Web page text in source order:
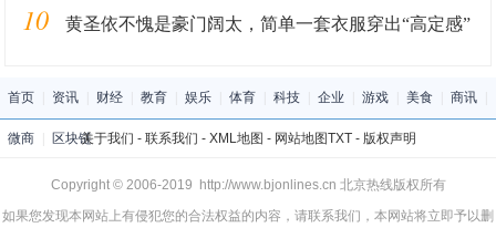
10 黄圣依不愧是豪门阔太，简单一套衣服穿出“高定感”
首页 资讯 财经 教育 娱乐 体育 科技 企业 游戏 美食 商讯
微商 区块链关于我们 - 联系我们 - XML地图 - 网站地图TXT- 版权声明
Copyright © 2006-2019 http://www.bjonlines.cn 北京热线版权所有
如果您发现本网站上有侵犯您的合法权益的内容，请联系我们，本网站将立即予以删